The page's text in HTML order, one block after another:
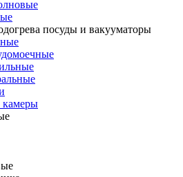
посуды и вакууматоры